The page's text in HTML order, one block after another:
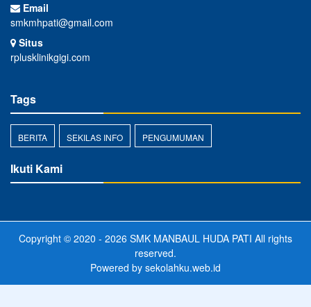
Email
smkmhpati@gmail.com
Situs
rplusklinikgigi.com
Tags
BERITA SEKILAS INFO PENGUMUMAN
Ikuti Kami
Copyright © 2020 - 2026 SMK MANBAUL HUDA PATI All rights
reserved.
Powered by sekolahku.web.id